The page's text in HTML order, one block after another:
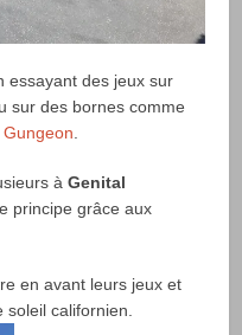
essayant des jeux sur
sur des bornes comme
àGenital
principe grâce aux
en avant leurs jeux et
californien.